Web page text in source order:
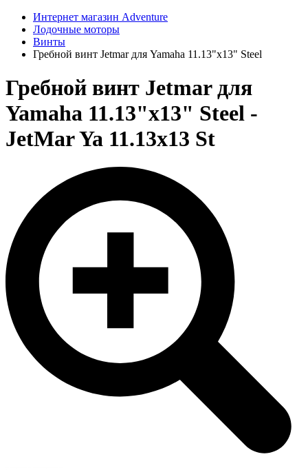
Интернет магазин Adventure
Лодочные моторы
Винты
Гребной винт Jetmar для Yamaha 11.13"x13" Steel
Гребной винт Jetmar для
Yamaha 11.13"x13" Steel -
JetMar Ya 11.13x13 St